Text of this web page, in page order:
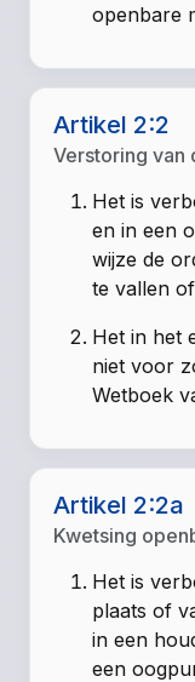
openbare
Artikel 2:2
Verstoring van
Het is
en in een
wijze de
te vallen
Het in het
niet voor
Wetboek
Artikel 2:2a
Kwetsing
Het is
plaats of
in een
een